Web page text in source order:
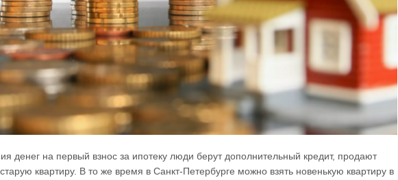
денег на первый взнос за ипотеку люди берут дополнительный кредит, продают
квартиру. В то же время в Санкт-Петербурге можно взять новенькую квартиру в